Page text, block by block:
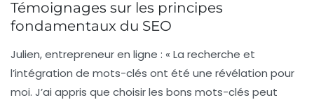
Témoignages sur les principes
fondamentaux du SEO
Julien, entrepreneur en ligne : « La recherche et
l’intégration de mots-clés ont été une révélation pour
moi. J’ai appris que choisir les bons mots-clés peut